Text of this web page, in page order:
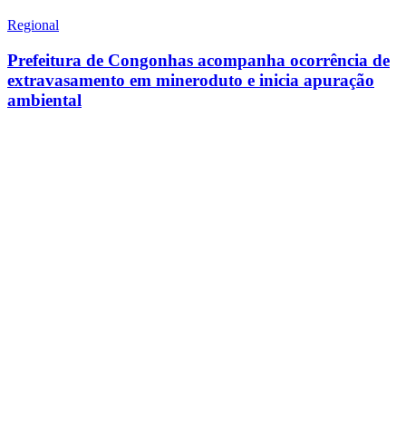
Regional
Prefeitura de Congonhas acompanha ocorrência de
extravasamento em mineroduto e inicia apuração
ambiental